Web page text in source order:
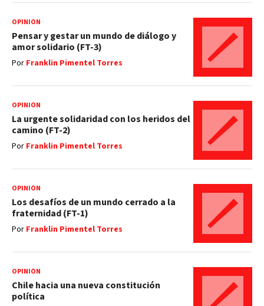
OPINIÓN
Pensar y gestar un mundo de diálogo y
amor solidario (FT-3)
Por Franklin Pimentel Torres
OPINIÓN
La urgente solidaridad con los heridos del
camino (FT-2)
Por Franklin Pimentel Torres
OPINIÓN
Los desafíos de un mundo cerrado a la
fraternidad (FT-1)
Por Franklin Pimentel Torres
OPINIÓN
Chile hacia una nueva constitución
política